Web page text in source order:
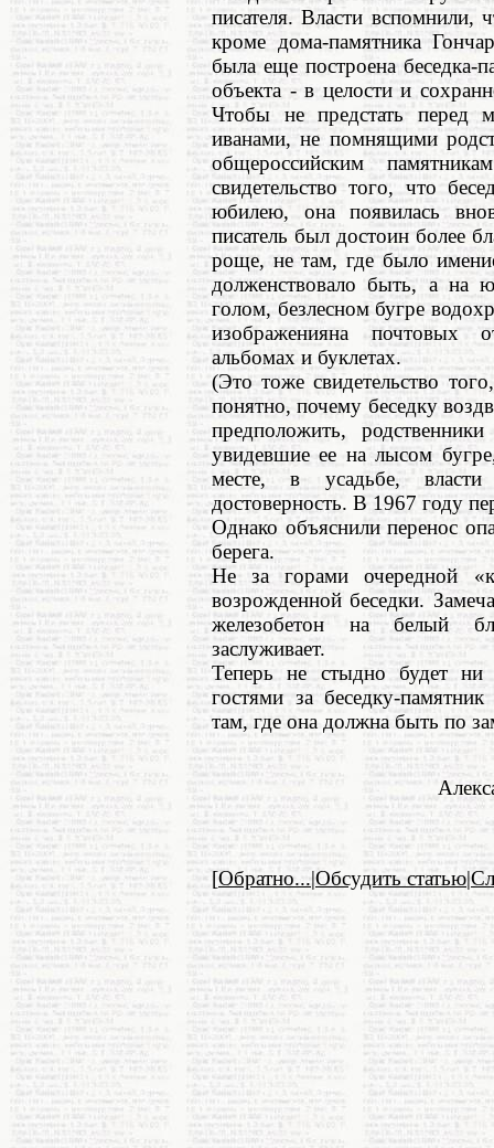
писателя. Власти вспомнили,
кроме дома-памятника
была еще построена
объекта - в целости и
Чтобы не предстать перед
иванами, не помнящими
общероссийским
свидетельство того, что
юбилею, она появилась
писатель был достоин более
роще, не там, где было
долженствовало быть, а на
голом, безлесном бугре
изображенияна почтовых
альбомах и буклетах.
(Это тоже свидетельство
понятно, почему беседку
предположить,
увидевшие ее на лысом
месте, в усадьбе, власти
достоверность. В 1967 году
Однако объяснили перенос
берега.
Не за горами очередной
возрожденной беседки.
железобетон на белый
заслуживает.
Теперь не стыдно будет
гостями за беседку-
там, где она должна быть по
[Обратно...|Обсудить статью|